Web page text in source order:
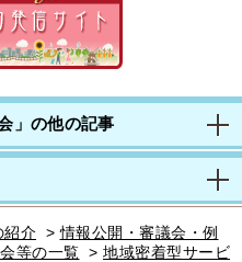
」の他の記事
紹介 >情報公開・審議会・例
等の一覧 > 地域密着型サービ